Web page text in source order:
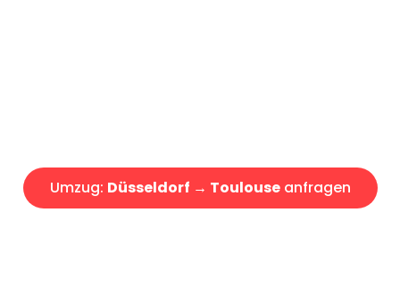
Umzug: Düsseldorf → Toulouseanfragen